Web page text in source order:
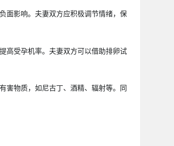
面影响。夫妻双方应积极调节情绪，保
高受孕机率。夫妻双方可以借助排卵试
害物质，如尼古丁、酒精、辐射等。同